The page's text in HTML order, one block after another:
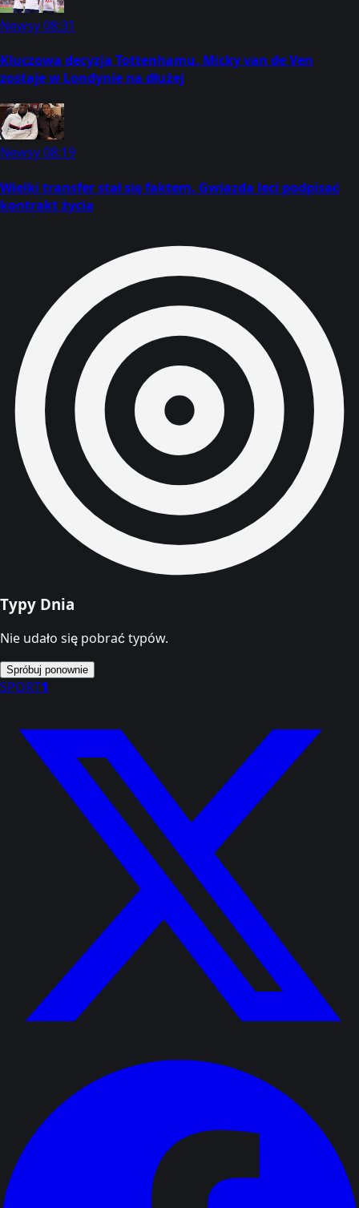
Newsy08:31
Kluczowa decyzja Tottenhamu. Micky van de Ven
zostaje w Londynie na dłużej
Newsy08:19
Wielki transfer stał się faktem. Gwiazda leci podpisać
kontrakt życia
Typy Dnia
Nie udało się pobrać typów.
Spróbuj ponownie
SPORT1